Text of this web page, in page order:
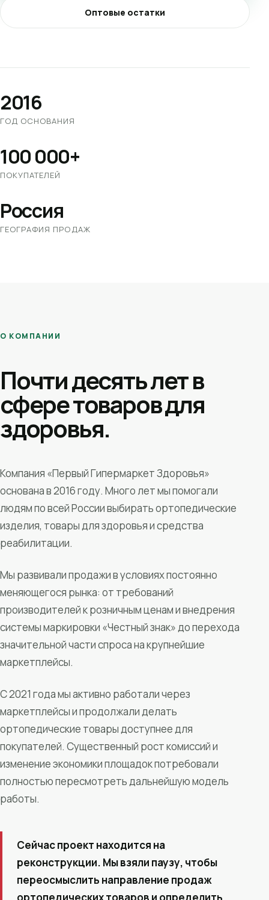
Оптовые остатки
2016
ГОД ОСНОВАНИЯ
100 000+
ПОКУПАТЕЛЕЙ
Россия
ГЕОГРАФИЯ ПРОДАЖ
О КОМПАНИИ
Почти десять лет в
сфере товаров для
здоровья.
Компания «Первый Гипермаркет Здоровья»
основана в 2016 году. Много лет мы помогали
людям по всей России выбирать ортопедические
изделия, товары для здоровья и средства
реабилитации.
Мы развивали продажи в условиях постоянно
меняющегося рынка: от требований
производителей к розничным ценам и внедрения
системы маркировки «Честный знак» до перехода
значительной части спроса на крупнейшие
маркетплейсы.
С 2021 года мы активно работали через
маркетплейсы и продолжали делать
ортопедические товары доступнее для
покупателей. Существенный рост комиссий и
изменение экономики площадок потребовали
полностью пересмотреть дальнейшую модель
работы.
Сейчас проект находится на
реконструкции. Мы взяли паузу, чтобы
переосмыслить направление продаж